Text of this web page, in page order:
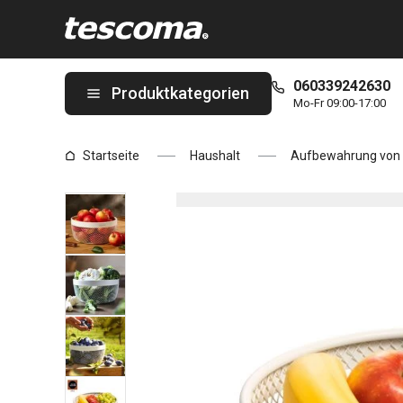
Produktkategorien 060339242630
Mo-Fr 09:00-17:00
Startseite Haushalt Aufbewahrung